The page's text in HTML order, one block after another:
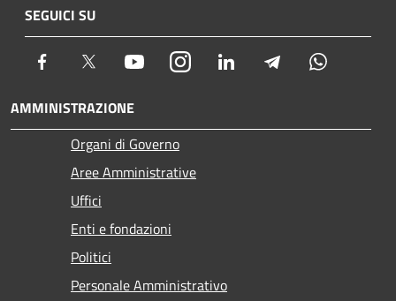
SEGUICI SU
Facebook Twitter YoutubeInstagram LinkedIn Telegram
AMMINISTRAZIONE
Organi di Governo
Aree Amministrative
Uffici
Enti e fondazioni
Politici
Personale Amministrativo